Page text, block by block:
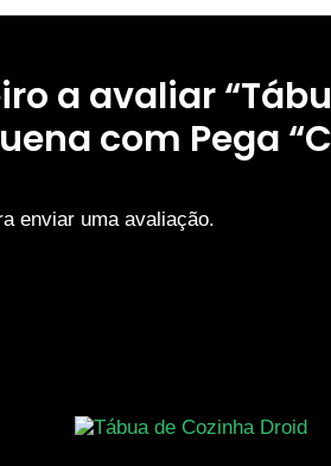
a avaliar
com Pega
enviar uma avaliação.